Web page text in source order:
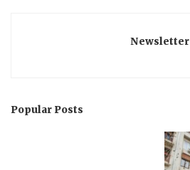
Newsletter
Popular Posts